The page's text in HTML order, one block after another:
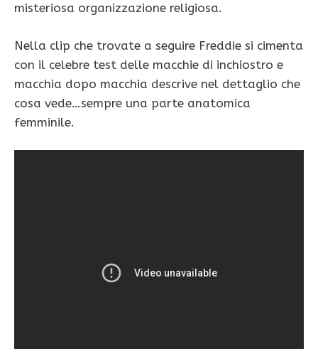
misteriosa organizzazione religiosa.
Nella clip che trovate a seguire Freddie si cimenta
con il celebre test delle macchie di inchiostro e
macchia dopo macchia descrive nel dettaglio che
cosa vede…sempre una parte anatomica
femminile.